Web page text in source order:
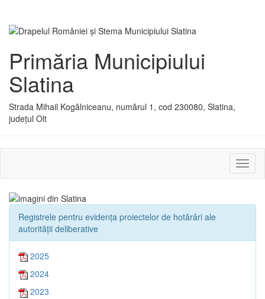
Primăria Municipiului
Slatina
Strada Mihail Kogălniceanu, numărul 1, cod 230080, Slatina,
județul Olt
sau
Registrele pentru evidența proiectelor de hotărâri ale
autorității deliberative
2025
2024
2023